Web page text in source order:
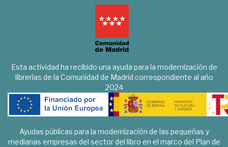
Esta actividad ha recibido una ayuda para la modernización de
librerías de la Comunidad de Madrid correspondiente al año
2024
Ayudas públicas para la modernización de las pequeñas y
medianas empresas del sector del libro en el marco del Plan de